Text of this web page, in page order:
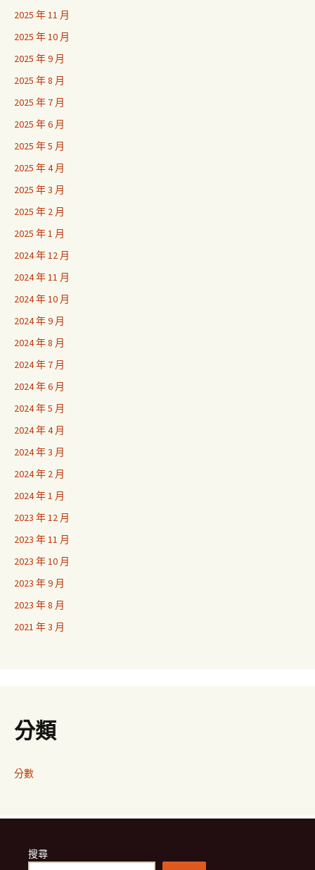
2025 年 11 月
2025 年 10 月
2025 年 9 月
2025 年 8 月
2025 年 7 月
2025 年 6 月
2025 年 5 月
2025 年 4 月
2025 年 3 月
2025 年 2 月
2025 年 1 月
2024 年 12 月
2024 年 11 月
2024 年 10 月
2024 年 9 月
2024 年 8 月
2024 年 7 月
2024 年 6 月
2024 年 5 月
2024 年 4 月
2024 年 3 月
2024 年 2 月
2024 年 1 月
2023 年 12 月
2023 年 11 月
2023 年 10 月
2023 年 9 月
2023 年 8 月
2021 年 3 月
分類
分數
搜尋